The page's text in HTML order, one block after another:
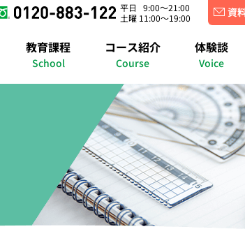
平日 9:00～21:00
土曜 11:00～19:00
資
年間行事イベント 進路実績 合格実績
教育課程
School
コース紹介
Course
ース 自己啓発コース メタバースコース
体験談
Voice
さいたまキャンパス 横浜キャンパス 湘南
福岡博多キャンパス メタバースキャンパス